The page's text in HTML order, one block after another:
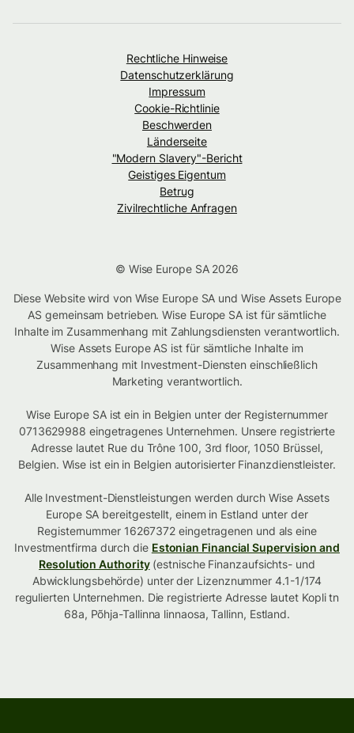
Rechtliche Hinweise
Datenschutzerklärung
Impressum
Cookie-Richtlinie
Beschwerden
Länderseite
"Modern Slavery"-Bericht
Geistiges Eigentum
Betrug
Zivilrechtliche Anfragen
© Wise Europe SA 2026
Diese Website wird von Wise Europe SA und Wise Assets Europe
AS gemeinsam betrieben. Wise Europe SA ist für sämtliche
Inhalte im Zusammenhang mit Zahlungsdiensten verantwortlich.
Wise Assets Europe AS ist für sämtliche Inhalte im
Zusammenhang mit Investment-Diensten einschließlich
Marketing verantwortlich.
Wise Europe SA ist ein in Belgien unter der Registernummer
0713629988 eingetragenes Unternehmen. Unsere registrierte
Adresse lautet Rue du Trône 100, 3rd floor, 1050 Brüssel,
Belgien. Wise ist ein in Belgien autorisierter Finanzdienstleister.
Alle Investment-Dienstleistungen werden durch Wise Assets
Europe SA bereitgestellt, einem in Estland unter der
Registernummer 16267372 eingetragenen und als eine
Investmentfirma durch die Estonian Financial Supervision and
Resolution Authority(estnische Finanzaufsichts- und
Abwicklungsbehörde) unter der Lizenznummer 4.1-1/174
regulierten Unternehmen. Die registrierte Adresse lautet Kopli tn
68a, Põhja-Tallinna linnaosa, Tallinn, Estland.